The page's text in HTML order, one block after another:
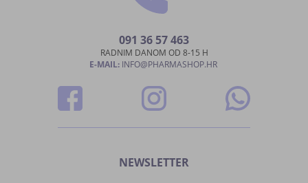
091 36 57 463
RADNIM DANOM OD 8-15 H
E-MAIL: INFO@PHARMASHOP.HR
NEWSLETTER